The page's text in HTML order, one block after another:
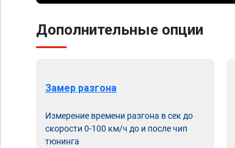
Дополнительные опции
Замер разгона
Измерение времени разгона в сек до
скорости 0-100 км/ч до и после чип
тюнинга